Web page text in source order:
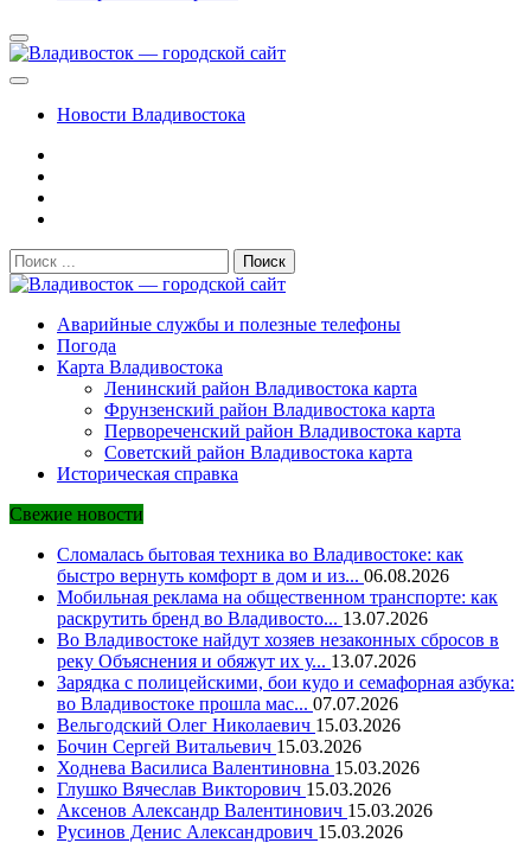
Новости Владивостока
Поиск:
Владивосток — городской сайт
Аварийные службы и полезные телефоны
Погода
Карта Владивостока
Ленинский район Владивостока карта
Фрунзенский район Владивостока карта
Первореченский район Владивостока карта
Советский район Владивостока карта
Историческая справка
Свежие новости
Сломалась бытовая техника во Владивостоке: как
быстро вернуть комфорт в дом и из... 06.08.2026
Мобильная реклама на общественном транспорте: как
раскрутить бренд во Владивосто... 13.07.2026
Во Владивостоке найдут хозяев незаконных сбросов в
реку Объяснения и обяжут их у... 13.07.2026
Зарядка с полицейскими, бои кудо и семафорная азбука:
во Владивостоке прошла мас... 07.07.2026
Вельгодский Олег Николаевич 15.03.2026
Бочин Сергей Витальевич 15.03.2026
Ходнева Василиса Валентиновна 15.03.2026
Глушко Вячеслав Викторович 15.03.2026
Аксенов Александр Валентинович 15.03.2026
Русинов Денис Александрович 15.03.2026